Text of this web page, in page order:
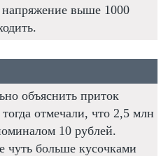
выше 1000
объяснить приток
отмечали, что 2,5 млн
10 рублей.
больше кусочками